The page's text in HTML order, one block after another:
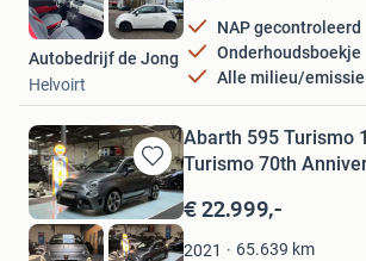
NAP gecontroleerd
Onderhoudsboekje
Alle milieu/emissie
Autobedrijf de Jong
Helvoirt
Bewaren
in
Mijn
Favorieten
Abarth 595 Turismo
Turismo 70th
€ 22.999,-
2021 65.639 km